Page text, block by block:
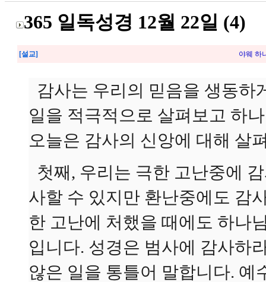
365 일독성경 12월 22일 (4)
[설교] 야웨 하
감사는 우리의 믿음을 생동하
일을 적극적으로 살펴보고 하
오늘은 감사의 신앙에 대해 살
첫째, 우리는 극한 고난중에
사할 수 있지만 환난중에도 감
한 고난에 처했을 때에도 하나
입니다. 성경은 범사에 감사하
않은 일을 통틀어 말합니다.